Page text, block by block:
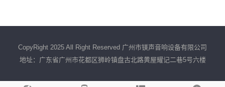
CopyRight 2025 All Right Reserved 广州市镁声音响设备有限公司
地址：广东省广州市花都区狮岭镇盘古北路黄屋耀记二巷5号六楼